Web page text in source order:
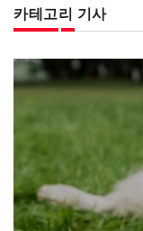
카테고리 기사